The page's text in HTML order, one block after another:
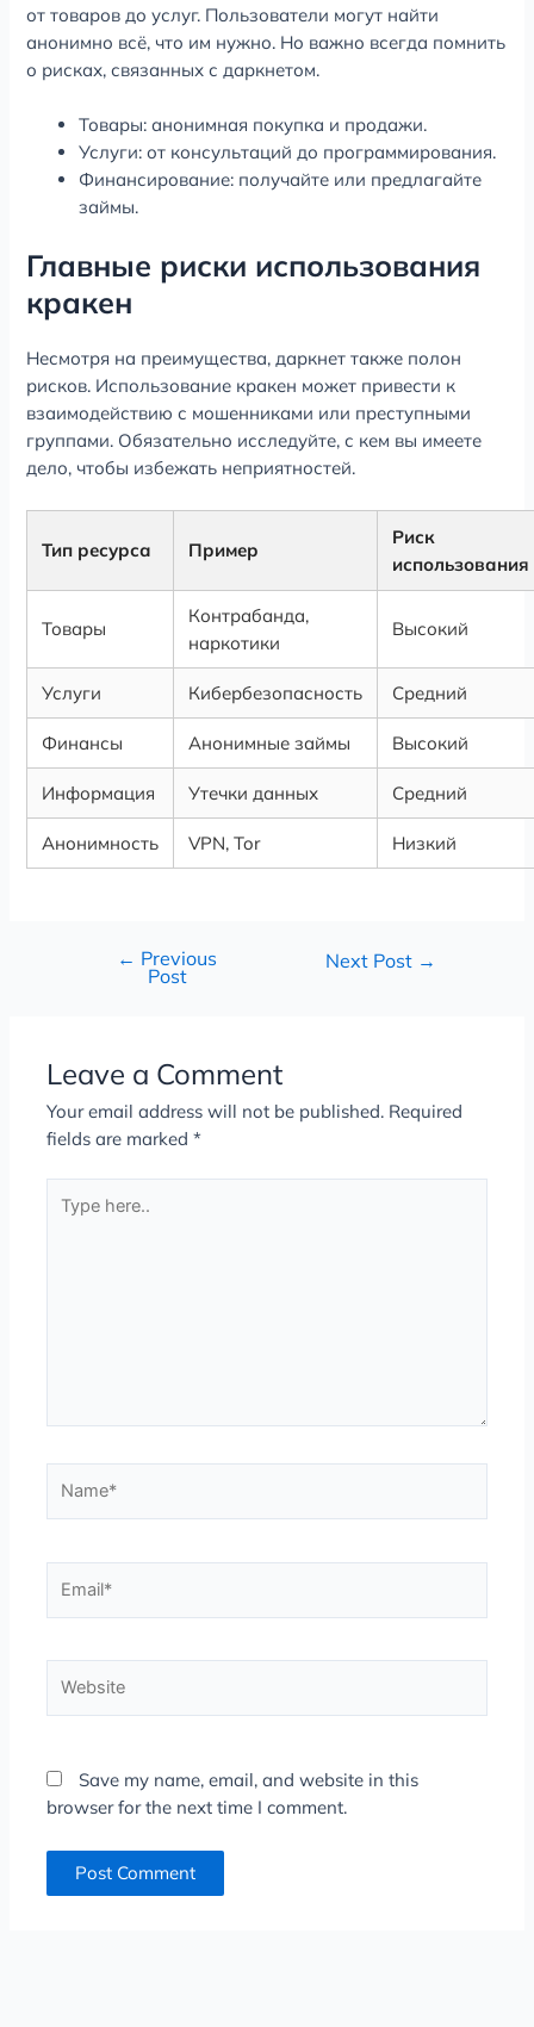
от товаров до услуг. Пользователи могут найти
анонимно всё, что им нужно. Но важно всегда помнить
о рисках, связанных с даркнетом.
Товары: анонимная покупка и продажи.
Услуги: от консультаций до программирования.
Финансирование: получайте или предлагайте
займы.
Главные риски использования
кракен
Несмотря на преимущества, даркнет также полон
рисков. Использование кракен может привести к
взаимодействию с мошенниками или преступными
группами. Обязательно исследуйте, с кем вы имеете
дело, чтобы избежать неприятностей.
Тип ресурса Пример
Риск
использования
Товары
Контрабанда,
наркотики
Высокий
Услуги Кибербезопасность Средний
Финансы Анонимные займы Высокий
Информация Утечки данных Средний
Анонимность VPN, Tor Низкий
← Previous
Post
Next Post →
Leave a Comment
Your email address will not be published. Required
fields are marked*
here..
Save my name, email, and website in this
browser for the next time I comment.